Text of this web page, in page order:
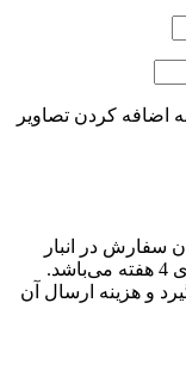
اضافه کردن تصاویر
سفارش در انبار
شرکت 7 روز کاری و در صورت عدم موجودی 4 هفته می‌باشد.
و هزینه ارسال آن